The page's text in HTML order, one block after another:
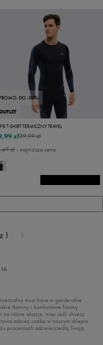
DO -30%
T-SHIRT TERMICZNY TRAVEL
39,99 zł
zł
zł- najniższa cena
z 1
16
must have w garderobie
tkaniny i komfortowe fasony
na różne okazje, więc jeśli chcesz
odzież czeka w naszym sklepie
procentach odzwierciedlą Twoją